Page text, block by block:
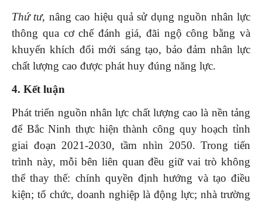
Thứ tư, nâng cao hiệu quả sử dụng nguồn nhân lực
thông qua cơ chế đánh giá, đãi ngộ công bằng và
khuyến khích đổi mới sáng tạo, bảo đảm nhân lực
chất lượng cao được phát huy đúng năng lực.
4. Kết luận
Phát triển nguồn nhân lực chất lượng cao là nền tảng
để Bắc Ninh thực hiện thành công quy hoạch tỉnh
giai đoạn 2021-2030, tầm nhìn 2050. Trong tiến
trình này, mỗi bên liên quan đều giữ vai trò không
thể thay thế: chính quyền định hướng và tạo điều
kiện; tổ chức, doanh nghiệp là động lực; nhà trường